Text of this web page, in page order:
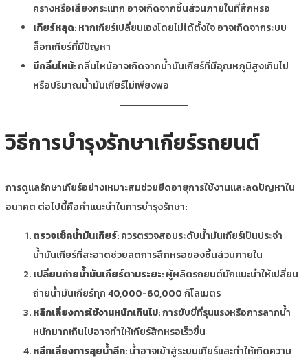
ครางหรือเสียงกระแทก อาจเกิดจากชิ้นส่วนภายในที่สึกหรอ
เกียร์หลุด: หากเกียร์เปลี่ยนเองโดยไม่ได้ตั้งใจ อาจเกิดจากระบบ
ล็อกเกียร์ที่มีปัญหา
มีกลิ่นไหม้: กลิ่นไหม้อาจเกิดจากน้ำมันเกียร์ที่มีอุณหภูมิสูงเกินไป
หรือปริมาณน้ำมันเกียร์ไม่เพียงพอ
วิธีการบำรุงรักษาเกียร์รถยนต์
การดูแลรักษาเกียร์อย่างเหมาะสมช่วยยืดอายุการใช้งานและลดปัญหาใน
อนาคต ต่อไปนี้คือคำแนะนำในการบำรุงรักษา:
ตรวจเช็คน้ำมันเกียร์: ควรตรวจสอบระดับน้ำมันเกียร์เป็นประจำ
น้ำมันเกียร์ที่สะอาดช่วยลดการสึกหรอของชิ้นส่วนภายใน
เปลี่ยนถ่ายน้ำมันเกียร์ตามระยะ: ผู้ผลิตรถยนต์มักแนะนำให้เปลี่ยน
ถ่ายน้ำมันเกียร์ทุก 40,000-60,000 กิโลเมตร
หลีกเลี่ยงการใช้งานหนักเกินไป: การขับขี่ที่รุนแรงหรือการลากน้ำ
หนักมากเกินไปอาจทำให้เกียร์สึกหรอเร็วขึ้น
หลีกเลี่ยงการลุยน้ำลึก: น้ำอาจเข้าสู่ระบบเกียร์และทำให้เกิดความ